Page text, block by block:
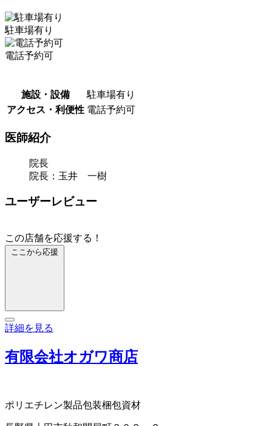
駐車場有り
電話予約可
施設・設備
駐車場有り
アクセス・利便性 電話予約可
医師紹介
院長
院長：玉井 一樹
ユーザーレビュー
この店舗を応援する！
ここから応援
詳細を見る
有限会社オガワ商店
ポリエチレン製品包装梱包資材